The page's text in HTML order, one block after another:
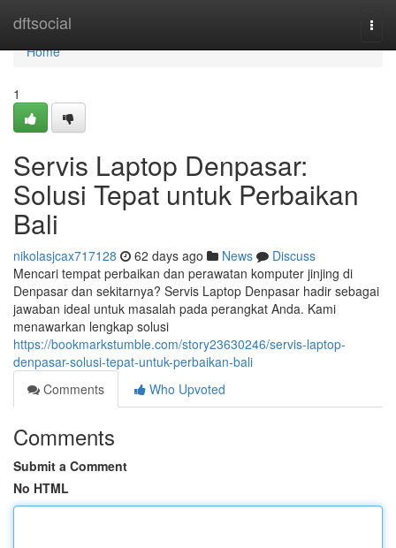
dftsocial
Home
Home
1
Servis Laptop Denpasar:
Solusi Tepat untuk Perbaikan
Bali
nikolasjcax717128 62 days ago News
Discuss
Mencari tempat perbaikan dan perawatan komputer jinjing di
Denpasar dan sekitarnya? Servis Laptop Denpasar hadir sebagai
jawaban ideal untuk masalah pada perangkat Anda. Kami
menawarkan lengkap solusi
https://bookmarkstumble.com/story23630246/servis-laptop-
denpasar-solusi-tepat-untuk-perbaikan-bali
Comments
Who Upvoted
Comments
Submit a Comment
No HTML